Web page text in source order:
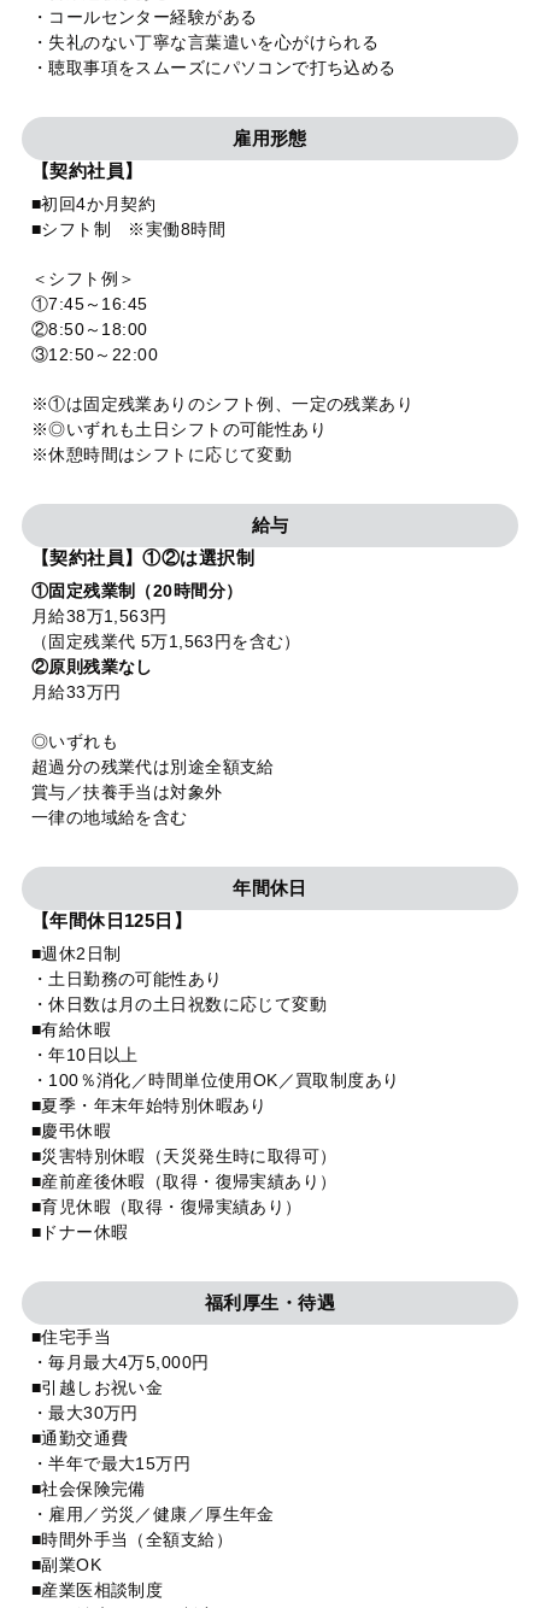
・コールセンター経験がある
・失礼のない丁寧な言葉遣いを心がけられる
・聴取事項をスムーズにパソコンで打ち込める
雇用形態
【契約社員】
■初回4か月契約
■シフト制 ※実働8時間
＜シフト例＞
①7:45～16:45
②8:50～18:00
③12:50～22:00
※①は固定残業ありのシフト例、一定の残業あり
※◎いずれも土日シフトの可能性あり
※休憩時間はシフトに応じて変動
給与
【契約社員】①②は選択制
①固定残業制（20時間分）
月給38万1,563円
（固定残業代 5万1,563円を含む）
②原則残業なし
月給33万円
◎いずれも
超過分の残業代は別途全額支給
賞与／扶養手当は対象外
一律の地域給を含む
年間休日
【年間休日125日】
■週休2日制
・土日勤務の可能性あり
・休日数は月の土日祝数に応じて変動
■有給休暇
・年10日以上
・100％消化／時間単位使用OK／買取制度あり
■夏季・年末年始特別休暇あり
■慶弔休暇
■災害特別休暇（天災発生時に取得可）
■産前産後休暇（取得・復帰実績あり）
■育児休暇（取得・復帰実績あり）
■ドナー休暇
福利厚生・待遇
■住宅手当
・毎月最大4万5,000円
■引越しお祝い金
・最大30万円
■通勤交通費
・半年で最大15万円
■社会保険完備
・雇用／労災／健康／厚生年金
■時間外手当（全額支給）
■副業OK
■産業医相談制度